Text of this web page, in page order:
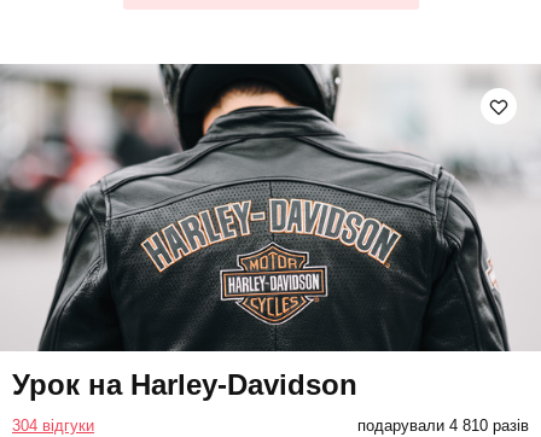
Урок на Harley-Davidson
304 відгуки подарували 4 810 разів